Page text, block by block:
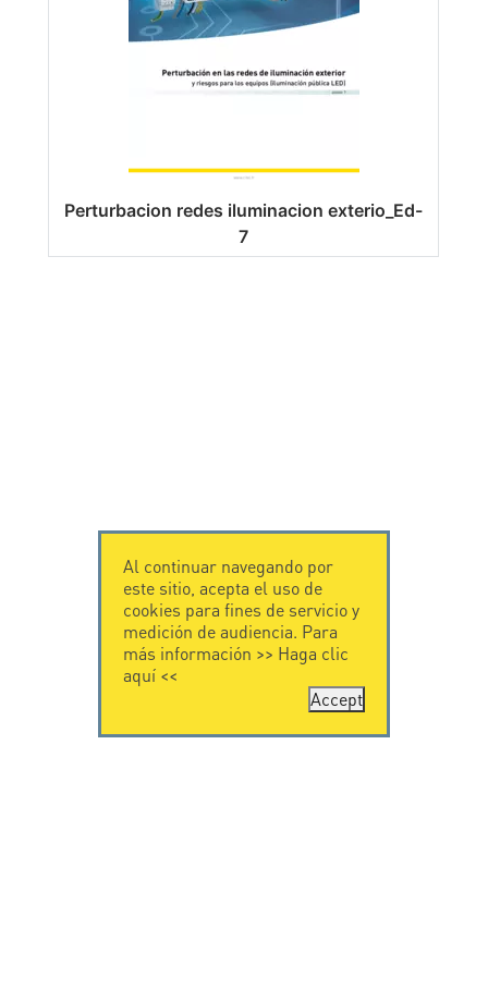
Perturbacion redes iluminacion exterio_Ed-
7
Al continuar navegando por
este sitio, acepta el uso de
cookies para fines de servicio y
medición de audiencia. Para
más información >> Haga clic
aquí<<
Accept